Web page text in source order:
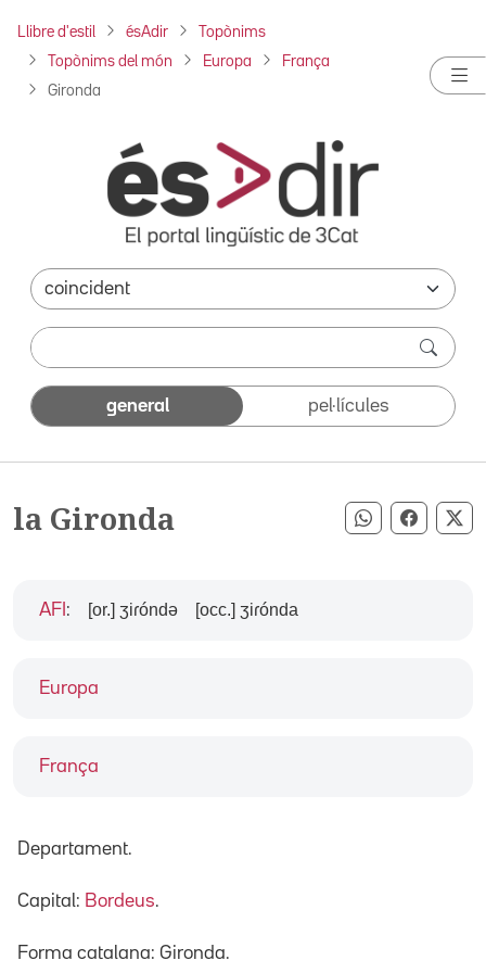
Llibre d'estil ésAdir Topònims
Topònims del món Europa França
Gironda
general pel·lícules
la Gironda Compartir
Europa
França
AFI : [or.] ʒiɾóndə [occ.] ʒiɾónda
Departament.
Capital: Bordeus.
Forma catalana: Gironda.